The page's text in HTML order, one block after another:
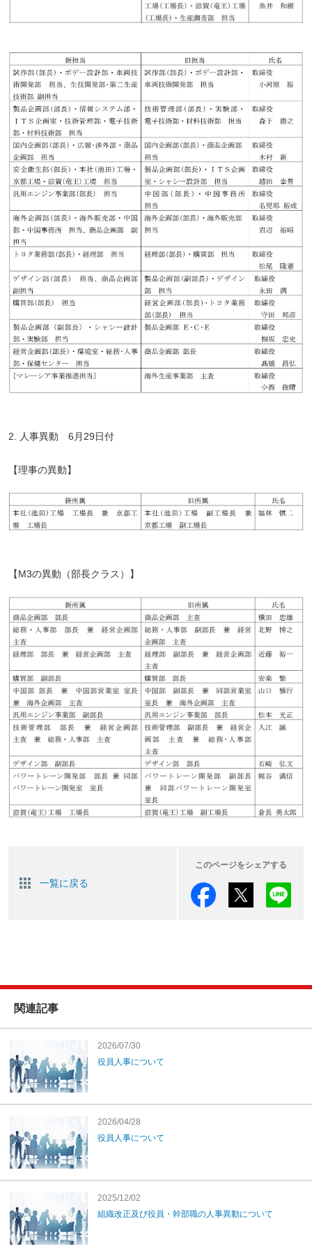
2. 人事異動 6月29日付
【理事の異動】
【M3の異動（部長クラス）】
一覧に戻る
このページをシェアする
関連記事
2026/07/30
役員人事について
2026/04/28
役員人事について
2025/12/02
組織改正及び役員・幹部職の人事異動について